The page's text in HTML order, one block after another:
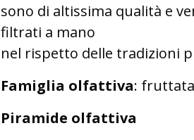
sono di altissima qualità e
filtrati a mano
nel rispetto delle tradizioni
Famiglia olfattiva:
Piramide olfattiva